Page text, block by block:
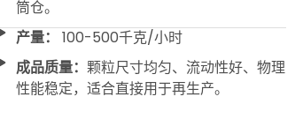
筒仓。
产量：
100-500千克/小时
成品质量： 颗粒尺寸均匀、流动性好、物理
性能稳定，适合直接用于再生产。